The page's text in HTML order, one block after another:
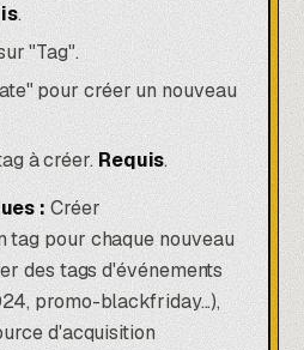
.
"Tag".
pour créer un nouveau
à créer.Requis.
:Créer
tag pour chaque nouveau
des tags d'événements
promo-blackfriday...),
d'acquisition